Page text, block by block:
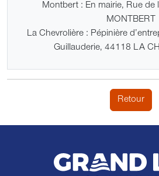
Montbert : En mairie, Rue de
MONTBERT
La Chevrolière : Pépinière
Guillauderie, 44118 LA
Retour